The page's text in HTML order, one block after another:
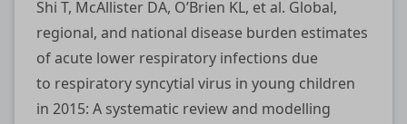
Shi T, McAllister DA, O’Brien KL, et al. Global,
regional, and national disease burden estimates
of acute lower respiratory infections due
to respiratory syncytial virus in young children
in 2015: A systematic review and modelling